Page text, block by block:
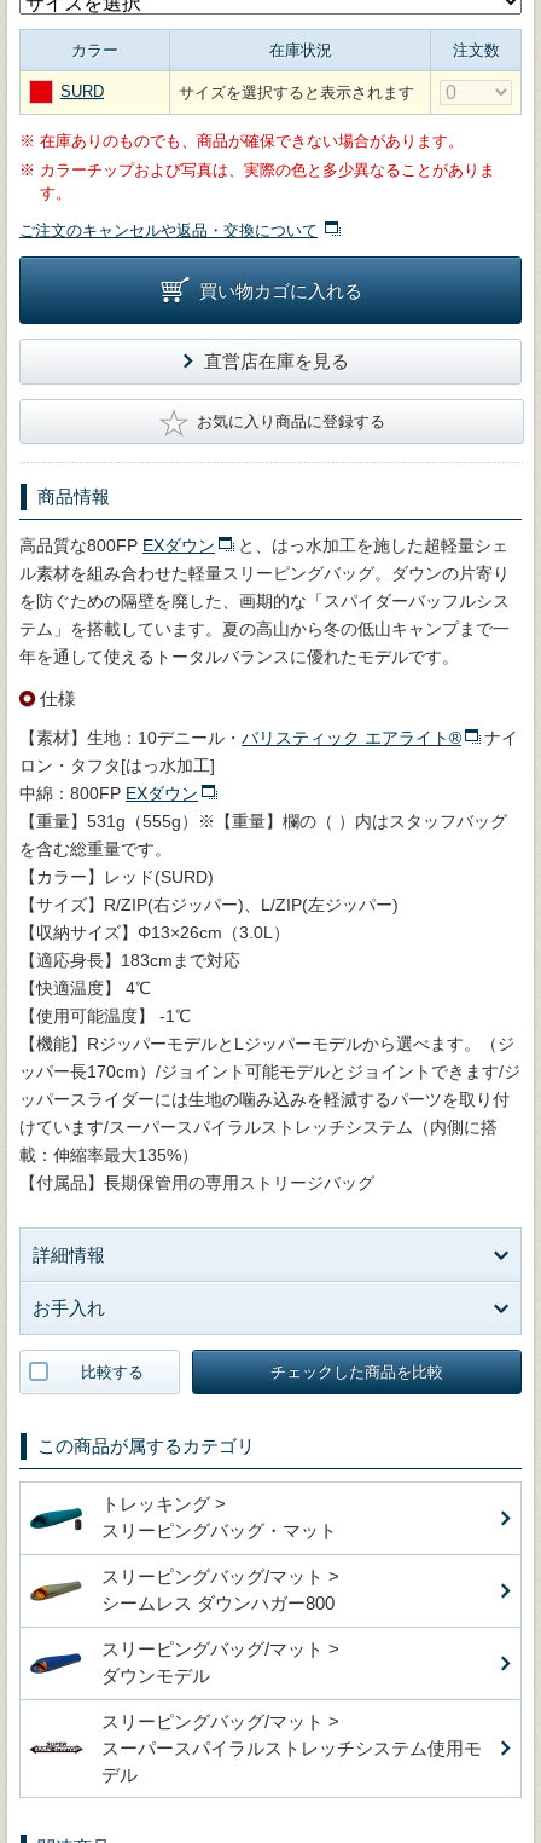
カラー 在庫状況 注文数
SURD サイズを選択すると表示されます
※ 在庫ありのものでも、商品が確保できない場合があります。
※ カラーチップおよび写真は、実際の色と多少異なることがありま
す。
ご注文のキャンセルや返品・交換について
買い物カゴに入れる
直営店在庫を見る
★ お気に入り商品に登録する
商品情報
高品質な800FP EXダウン
と、はっ水加工を施した超軽量シェ
ル素材を組み合わせた軽量スリーピングバッグ。ダウンの片寄り
を防ぐための隔壁を廃した、画期的な「スパイダーバッフルシス
テム」を搭載しています。夏の高山から冬の低山キャンプまで一
年を通して使えるトータルバランスに優れたモデルです。
仕様
【素材】生地：10デニール・ バリスティック エアライト®
ナイ
ロン・タフタ[はっ水加工]
中綿：800FP EXダウン
【重量】531g（555g）※【重量】欄の（ ）内はスタッフバッグ
を含む総重量です。
【カラー】レッド(SURD)
【サイズ】R/ZIP(右ジッパー)、L/ZIP(左ジッパー)
【収納サイズ】Φ13×26cm（3.0L）
【適応身長】183cmまで対応
【快適温度】 4℃
【使用可能温度】 -1℃
【機能】RジッパーモデルとLジッパーモデルから選べます。（ジ
ッパー長170cm）/ジョイント可能モデルとジョイントできます/ジ
ッパースライダーには生地の噛み込みを軽減するパーツを取り付
けています/スーパースパイラルストレッチシステム（内側に搭
載：伸縮率最大135%）
【付属品】長期保管用の専用ストリージバッグ
詳細情報
お手入れ
比較する チェックした商品を比較
この商品が属するカテゴリ
トレッキング >
スリーピングバッグ・マット
スリーピングバッグ/マット >
シームレス ダウンハガー800
スリーピングバッグ/マット >
ダウンモデル
スリーピングバッグ/マット >
スーパースパイラルストレッチシステム使用モ
デル